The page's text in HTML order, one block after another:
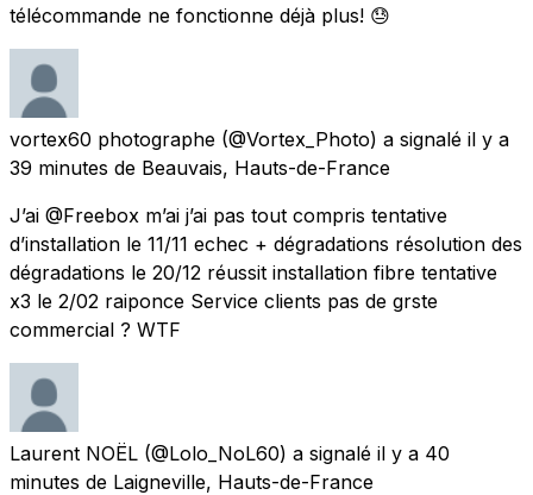
télécommande ne fonctionne déjà plus! 😓
vortex60 photographe (@Vortex_Photo) a signalé il y a
39 minutes de Beauvais, Hauts-de-France
J’ai @Freebox m’ai j’ai pas tout compris tentative
d’installation le 11/11 echec + dégradations résolution des
dégradations le 20/12 réussit installation fibre tentative
x3 le 2/02 raiponce Service clients pas de grste
commercial ? WTF
Laurent NOËL (@Lolo_NoL60) a signalé il y a 40
minutes de Laigneville, Hauts-de-France